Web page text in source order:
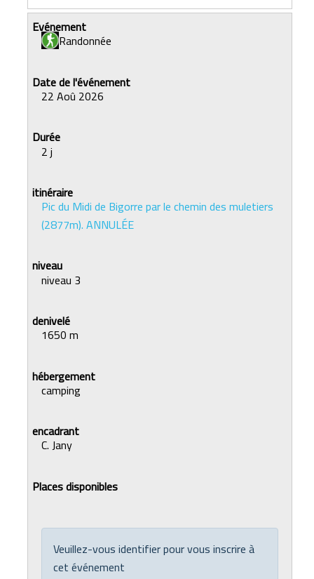
Randonnée
22 Aoû 2026
2 j
Pic du Midi de Bigorre par le chemin des muletiers
(2877m). ANNULÉE
niveau 3
1650 m
camping
C. Jany
Veuillez-vous identifier pour vous inscrire à
cet événement